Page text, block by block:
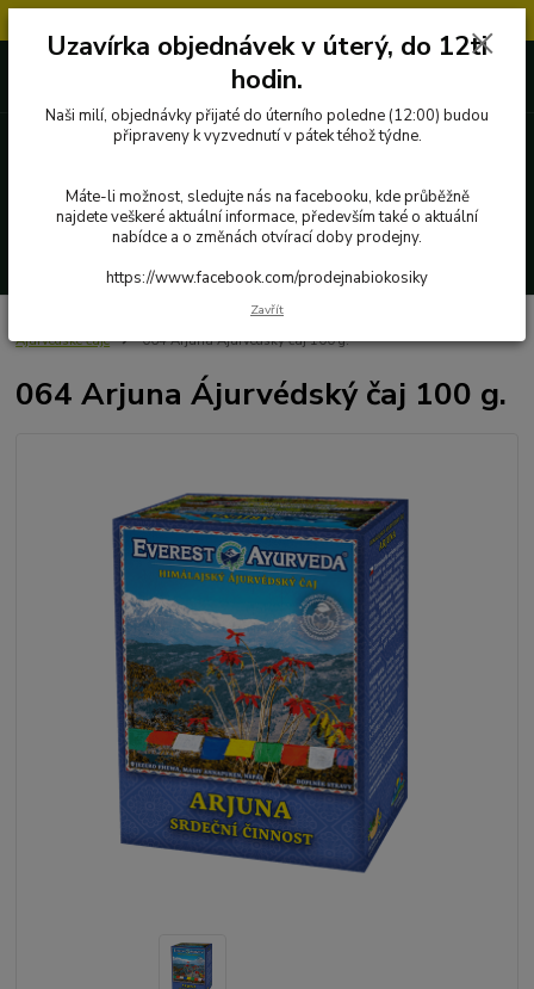
727 862 655, 737 283 505
Byliny, čaje, koření
Ájurvédské čaje
064 Arjuna Ájurvédský čaj 100 g.
064 Arjuna Ájurvédský čaj 100 g.
Uzavírka objednávek v úterý, do 12ti
hodin.
Naši milí, objednávky přijaté do úterního poledne (12:00) budou
připraveny k vyzvednutí v pátek téhož týdne.
Máte-li možnost, sledujte nás na facebooku, kde průběžně
najdete veškeré aktuální informace, především také o aktuální
nabídce a o změnách otvírací doby prodejny.
https://www.facebook.com/prodejnabiokosiky
Zavřít